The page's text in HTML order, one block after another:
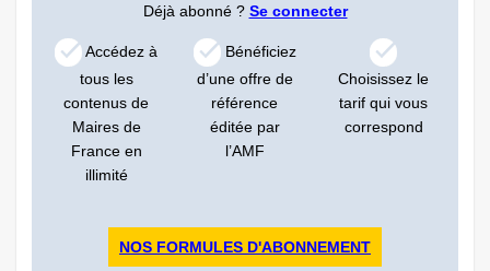
Déjà abonné ? Se connecter
Accédez à
tous les
contenus de
Maires de
France en
illimité
Bénéficiez
d’une offre de
référence
éditée par
l’AMF
Choisissez le
tarif qui vous
correspond
NOS FORMULES D'ABONNEMENT